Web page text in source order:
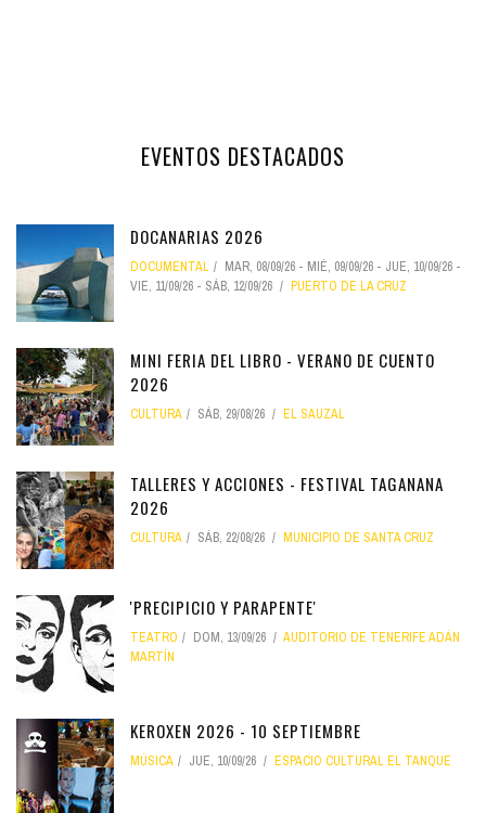
EVENTOS DESTACADOS
DOCANARIAS 2026
DOCUMENTAL MAR, 08/09/26 - MIÉ, 09/09/26 - JUE, 10/09/26 -
VIE, 11/09/26 - SÁB, 12/09/26 PUERTO DE LA CRUZ
MINI FERIA DEL LIBRO - VERANO DE CUENTO
2026
CULTURA SÁB, 29/08/26 EL SAUZAL
TALLERES Y ACCIONES - FESTIVAL TAGANANA
2026
CULTURA SÁB, 22/08/26 MUNICIPIO DE SANTA CRUZ
'PRECIPICIO Y PARAPENTE'
TEATRO DOM, 13/09/26
AUDITORIO DE TENERIFE ADÁN
MARTÍN
KEROXEN 2026 - 10 SEPTIEMBRE
MÚSICA JUE, 10/09/26 ESPACIO CULTURAL EL TANQUE